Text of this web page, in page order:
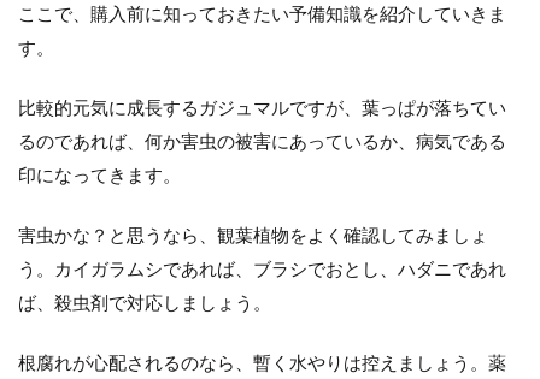
ここで、購入前に知っておきたい予備知識を紹介していきま
す。
比較的元気に成長するガジュマルですが、葉っぱが落ちてい
るのであれば、何か害虫の被害にあっているか、病気である
印になってきます。
害虫かな？と思うなら、観葉植物をよく確認してみましょ
う。カイガラムシであれば、ブラシでおとし、ハダニであれ
ば、殺虫剤で対応しましょう。
根腐れが心配されるのなら、暫く水やりは控えましょう。薬